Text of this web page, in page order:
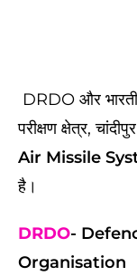
DRDO और
परीक्षण क्षेत्र,
Air Missile
है।
DRDO-
Organisation